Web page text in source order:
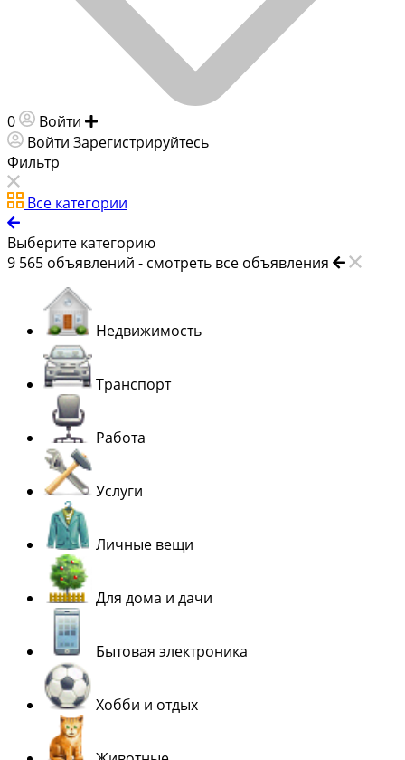
0 Войти
Войти Зарегистрируйтесь
Фильтр
Все категории
Выберите категорию
9 565 объявлений - смотреть все объявления
Недвижимость
Транспорт
Работа
Услуги
Личные вещи
Для дома и дачи
Бытовая электроника
Хобби и отдых